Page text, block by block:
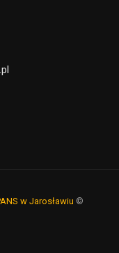
w Jarosławiu ©